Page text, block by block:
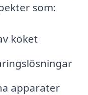
som:
köket
apparater